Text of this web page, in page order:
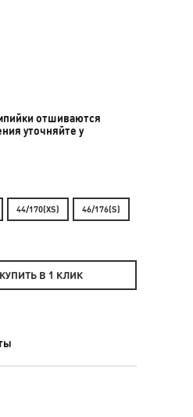
отшиваются
уточняйте у
44/170(XS) 46/176(S)
КУПИТЬ В 1 КЛИК